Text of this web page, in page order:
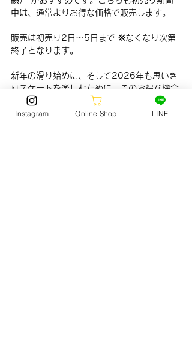
中は、通常よりお得な価格で販売します。
販売は初売り2日〜5日まで ※なくなり次第
終了となります。
新年の滑り始めに、そして2026年も思いき
りスケートを楽しむために、このお得な機会
をぜひご利用ください。
Instagram Online Shop LINE